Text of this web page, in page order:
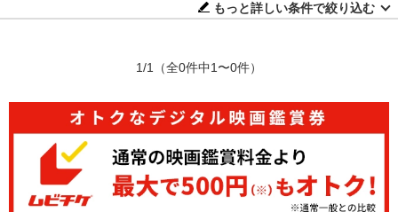
もっと詳しい条件で絞り込む
1/1 （全0件中1〜0件）